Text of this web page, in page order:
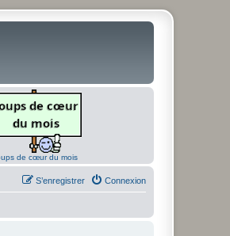
de cœur du mois
Connexion
S’enregistrer